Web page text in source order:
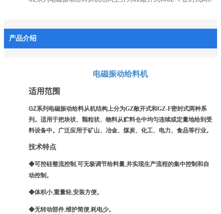
产品介绍
电磁振动给料机
适用范围
GZ系列电磁振动给料从机结构上分为GZ敞开式和GZ-F密封式两种系
列。适用于把块状、颗粒状、物料从贮料仓中均匀连续或定量地给到受
料设备中。广泛应用于矿山、冶金、煤炭、化工、电力、食品等行业。
技术特点
◆可控硅整流控制,可无极调节给料量,并实现生产流程的集中控制和自
动控制。
◆体积小,重量轻,安装方便。
◆无转动部件,维护简便,耗电少。